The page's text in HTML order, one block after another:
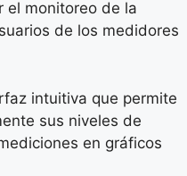
el monitoreo de la
de los medidores
intuitiva que permite
sus niveles de
en gráficos